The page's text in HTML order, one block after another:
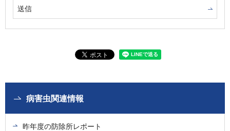
病害虫関連情報
昨年度の防除所レポート